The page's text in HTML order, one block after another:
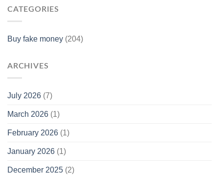
CATEGORIES
Buy fake money (204)
ARCHIVES
July 2026 (7)
March 2026 (1)
February 2026 (1)
January 2026 (1)
December 2025 (2)